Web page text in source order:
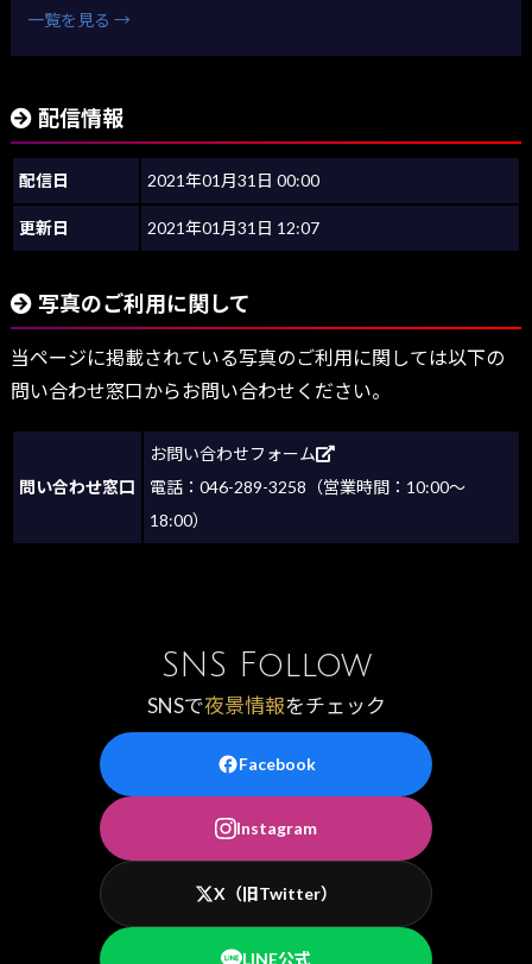
一覧を見る →
配信情報
配信日 2021年01月31日 00:00
更新日 2021年01月31日 12:07
写真のご利用に関して
当ページに掲載されている写真のご利用に関しては以下の
問い合わせ窓口からお問い合わせください。
問い合わせ窓口
お問い合わせフォーム
電話：046-289-3258（営業時間：10:00～
18:00）
SNS Follow
SNSで夜景情報をチェック
Facebook
Instagram
X（旧Twitter）
LINE公式